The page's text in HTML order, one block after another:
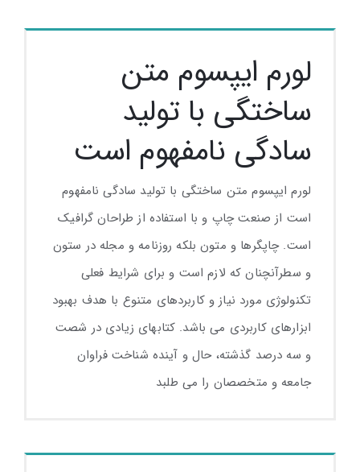
لورم ایپسوم متن
ساختگی با تولید
سادگی نامفهوم است
لورم ایپسوم متن ساختگی با تولید سادگی نامفهوم
است از صنعت چاپ و با استفاده از طراحان گرافیک
است. چاپگرها و متون بلکه روزنامه و مجله در ستون
و سطرآنچنان که لازم است و برای شرایط فعلی
تکنولوژی مورد نیاز و کاربردهای متنوع با هدف بهبود
ابزارهای کاربردی می باشد. کتابهای زیادی در شصت
و سه درصد گذشته، حال و آینده شناخت فراوان
جامعه و متخصصان را می طلبد